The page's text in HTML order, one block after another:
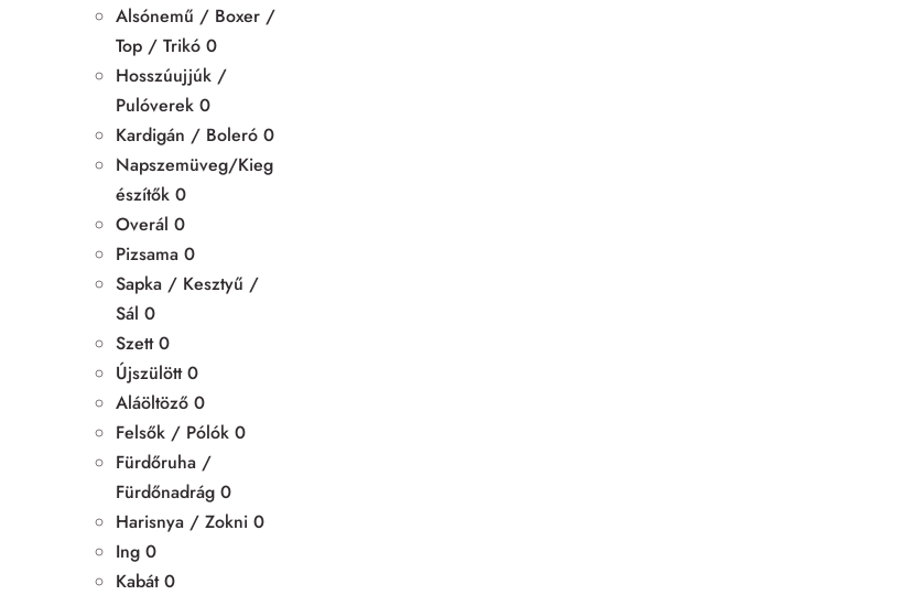
Alsónemű / Boxer /
Top / Trikó 0
Hosszúujjúk /
Pulóverek 0
Kardigán / Boleró 0
Napszemüveg/Kieg
észítők 0
Overál 0
Pizsama 0
Sapka / Kesztyű /
Sál 0
Szett 0
Újszülött 0
Aláöltöző 0
Felsők / Pólók 0
Fürdőruha /
Fürdőnadrág 0
Harisnya / Zokni 0
Ing 0
Kabát 0